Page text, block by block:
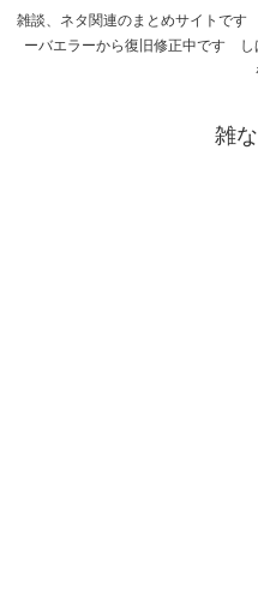
雑談、ネタ関連のまとめサイトで
ーバエラーから復旧修正中です し
雑